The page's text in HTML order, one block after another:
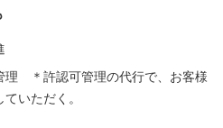
理 ＊許認可管理の代行で、お客様
いただく。